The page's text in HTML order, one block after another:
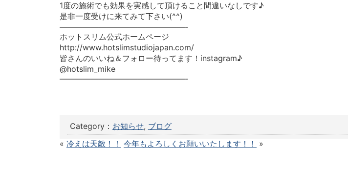
1度の施術でも効果を実感して頂けること間違いなしです♪
是非一度受けに来てみて下さい(^^)
————————————————-
ホットスリム公式ホームページ
http://www.hotslimstudiojapan.com/
皆さんのいいね＆フォロー待ってます！instagram♪
@hotslim_mike
————————————————-
Category： お知らせ, ブログ
« 冷えは天敵！！ 今年もよろしくお願いいたします！！ »